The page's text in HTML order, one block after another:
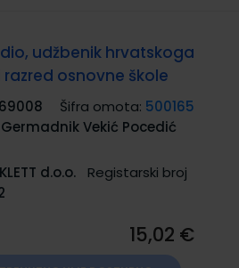
dio, udžbenik hrvatskoga
osnovne škole
Šifra omota: 500165
Vekić Pocedić
d.o.o.
Registarski broj
15,02 €